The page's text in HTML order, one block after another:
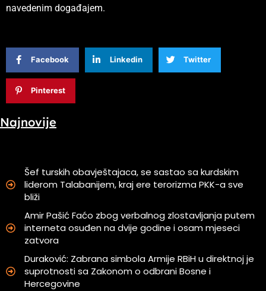
navedenim događajem.
Facebook Linkedin Twitter
Pinterest
Najnovije
Šef turskih obavještajaca, se sastao sa kurdskim
liderom Talabanijem, kraj ere terorizma PKK-a sve
bliži
Amir Pašić Faćo zbog verbalnog zlostavljanja putem
interneta osuđen na dvije godine i osam mjeseci
zatvora
Duraković: Zabrana simbola Armije RBiH u direktnoj je
suprotnosti sa Zakonom o odbrani Bosne i
Hercegovine